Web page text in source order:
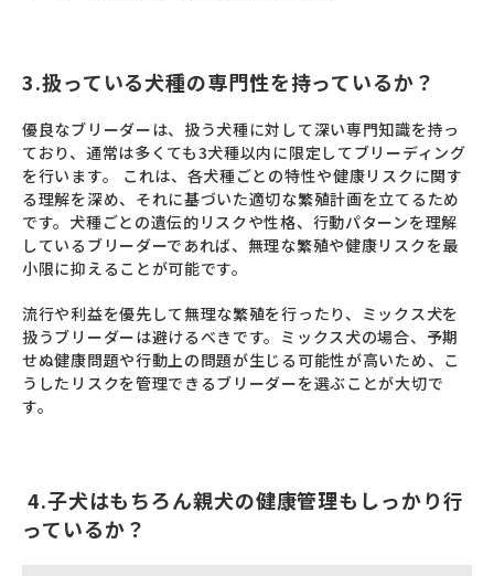
3.扱っている犬種の専門性を持っているか？
優良なブリーダーは、扱う犬種に対して深い専門知識を持っ
ており、通常は多くても3犬種以内に限定してブリーディング
を行います。 これは、各犬種ごとの特性や健康リスクに関す
る理解を深め、それに基づいた適切な繁殖計画を立てるため
です。犬種ごとの遺伝的リスクや性格、行動パターンを理解
しているブリーダーであれば、無理な繁殖や健康リスクを最
小限に抑えることが可能です。
流行や利益を優先して無理な繁殖を行ったり、ミックス犬を
扱うブリーダーは避けるべきです。ミックス犬の場合、予期
せぬ健康問題や行動上の問題が生じる可能性が高いため、こ
うしたリスクを管理できるブリーダーを選ぶことが大切で
す。
4.子犬はもちろん親犬の健康管理もしっかり行
っているか？